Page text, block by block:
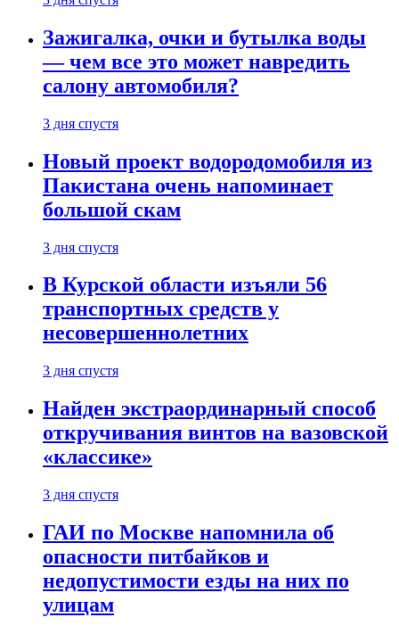
Зажигалка, очки и бутылка воды
— чем все это может навредить
салону автомобиля?
3 дня спустя
Новый проект водородомобиля из
Пакистана очень напоминает
большой скам
3 дня спустя
В Курской области изъяли 56
транспортных средств у
несовершеннолетних
3 дня спустя
Найден экстраординарный способ
откручивания винтов на вазовской
«классике»
3 дня спустя
ГАИ по Москве напомнила об
опасности питбайков и
недопустимости езды на них по
улицам